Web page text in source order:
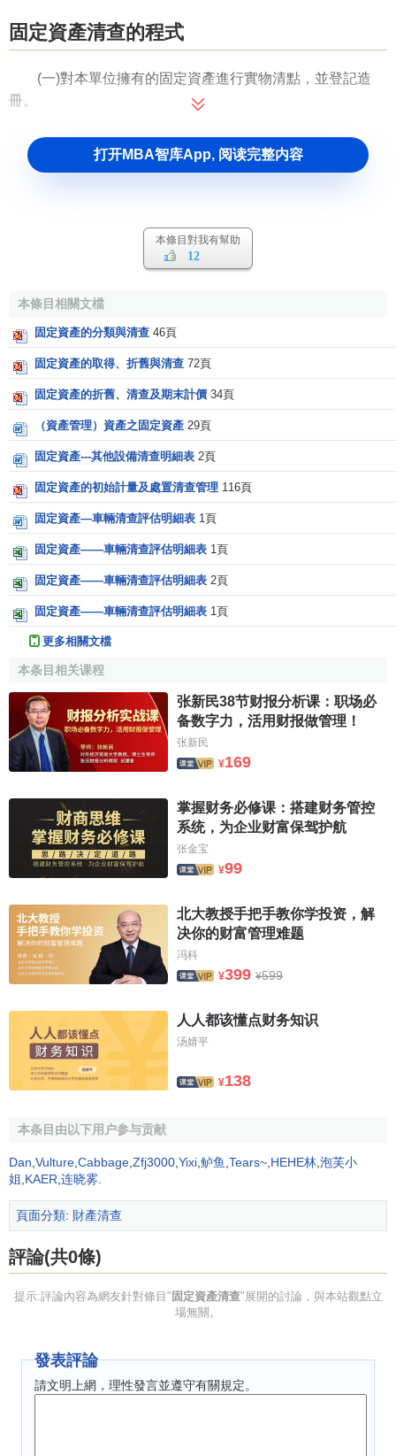
固定資產清查的程式
(一)對本單位擁有的固定資產進行實物清點，並登記造
冊。
(二)將實物按品種、數量、型號等與固定資產賬進行核
對。
固定資產清查的操作方法
(一)清查前的準備
1、組成固定資產清查小組，明確責任分工
各單位根據自身實際情況，組成由資產管理部門、使用
部門、財務部門等人員組成的固定資產清查小組，並明確具
體的責任分工，以及問題的協調、上報和處理機制。
2、進行事前的摸查
由於固定資產的種類及數量多，用及使用情況變動多、
產權情況可能較複雜，因此，各單位在固定資產清查時，應
人員、以及其他
固定資產的購建、分佈、占用及使用、產權及其變動、抵押
及擔保、在未入賬資產等情況，形成會議紀要，建議行政事
業單位在各部門先行按其占用和使用的固定資產進行自查，
編製固定資產部門自查表並上報固定資產清查小組，為實地
核查作准備。
3、編製固定資產清查計劃
固定資產清查小組負責制定清查計劃，包括
實地盤點
產權和抵押 資料的收集及認定、
施人、實施程式和方法、分階段工作報告的撰寫及完成時間
等。
(二)利用賬務清理結果，編製盤點用的
通過賬務清理，將固定資產分為土地、房屋、構築物、
通用設備、專用設備、交通運輸設備、電氣設備、電子產品
及通信設備、儀器儀錶及其他、文藝體育設備、圖書文物及
陳列品、 傢具用具 及其他等類別，並收集產權證明文件、發
用情況，按照固定資產清查表要求填制編製分類及明細盤點
基礎表。
(三)實地盤點並核實有關情況
各單位在盤點前，應準備好分類及明細盤點基礎表、固定資
明資料，規劃好盤點的時間、路線、先後順序、分組情況，
以及對毀損、報廢、存在重大變化情形的內、外部會審小組
或鑒證小組的組成及實地勘察時間安排，以及
成書面《固定資產盤點計劃》並下達至所有參加盤點人員，
2、賬載固定資產盤點
打开MBA智库App, 阅读完整内容
本條目對我有幫助
12
本條目相關文檔
固定資產的分類與清查 46頁
固定資產的取得、折舊與清查 72頁
固定資產的折舊、清查及期末計價 34頁
（資產管理）資產之固定資產 29頁
固定資產---其他設備清查明細表 2頁
固定資產的初始計量及處置清查管理 116頁
固定資產—車輛清查評估明細表 1頁
固定資產——車輛清查評估明細表 1頁
固定資產——車輛清查評估明細表 2頁
固定資產——車輛清查評估明細表 1頁
更多相關文檔
本条目相关课程
张新民38节财报分析课：职场必
备数字力，活用财报做管理！
张新民
¥169
掌握财务必修课：搭建财务管控
系统，为企业财富保驾护航
张金宝
¥99
北大教授手把手教你学投资，解
决你的财富管理难题
冯科
¥399 ¥599
人人都该懂点财务知识
汤婧平
¥138
本条目由以下用户参与贡献
Dan Vulture Cabbage Zfj3000 Yixi 鲈鱼 Tears~ HEHE林 泡芙小
姐 KAER 连晓雾
頁面分類: 財產清查
評論(共0條)
提示:評論內容為網友針對條目"固定資產清查"展開的討論，與本站觀點立
場無關。
發表評論
請文明上網，理性發言並遵守有關規定。